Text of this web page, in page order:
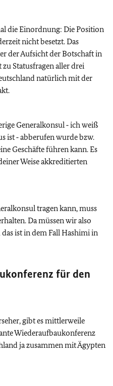
die Einordnung: Die Position
nicht besetzt. Das
der Aufsicht der Botschaft in
Statusfragen aller drei
natürlich mit der
Generalkonsul ‑ ich weiß
ist ‑ abberufen wurde bzw.
Geschäfte führen kann. Es
Weise akkreditierten
tragen kann, muss
Da müssen wir also
ist in dem Fall Hashimi in
für den
gibt es mittlerweile
Wiederaufbaukonferenz
ja zusammen mit Ägypten